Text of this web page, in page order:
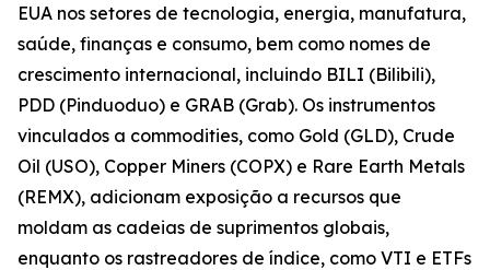
EUA nos setores de tecnologia, energia, manufatura,
saúde, finanças e consumo, bem como nomes de
crescimento internacional, incluindo BILI (Bilibili),
PDD (Pinduoduo) e GRAB (Grab). Os instrumentos
vinculados a commodities, como Gold (GLD), Crude
Oil (USO), Copper Miners (COPX) e Rare Earth Metals
(REMX), adicionam exposição a recursos que
moldam as cadeias de suprimentos globais,
enquanto os rastreadores de índice, como VTI e ETFs